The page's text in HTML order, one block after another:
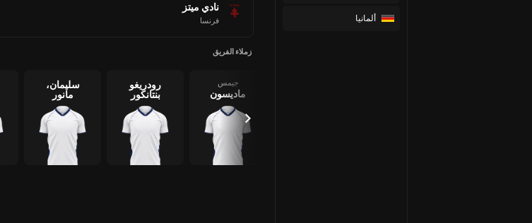
ألمانيا
نادي ميتز
فرنسا
زملاء الفريق
جيمس
ماديسون
رودريغو
بنتانكور
سليمان،
مانور